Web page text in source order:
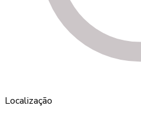
Localização
• a preocupação com a
psíquicas e possível
• a atenção permanente à